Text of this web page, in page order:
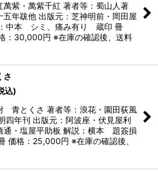
萬紫・萬紫千紅 著者等：蜀山人著
五年跋他 出版元：芝神明前・岡田屋
中本 シミ、痛み有り 蔵印 冊
：30,000円 ※在庫の確認後、送料
込)
青とくさ 著者等：浪花・園田荻風
四年刊 出版元：阿波座・伏見屋利
・塩屋平助板 解説：横本 題簽損
価格：25,000円 ※在庫の確認後、